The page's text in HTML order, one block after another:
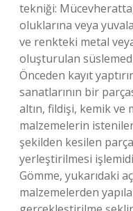
tekniği:
oluklarına veya
ve renkteki metal
oluşturulan
Önceden kayıt
sanatlarının bir
altın, fildişi, kemik ve
malzemelerin
şekilden kesilen
yerleştirilmesi
Gömme, yukarıdaki
malzemelerden